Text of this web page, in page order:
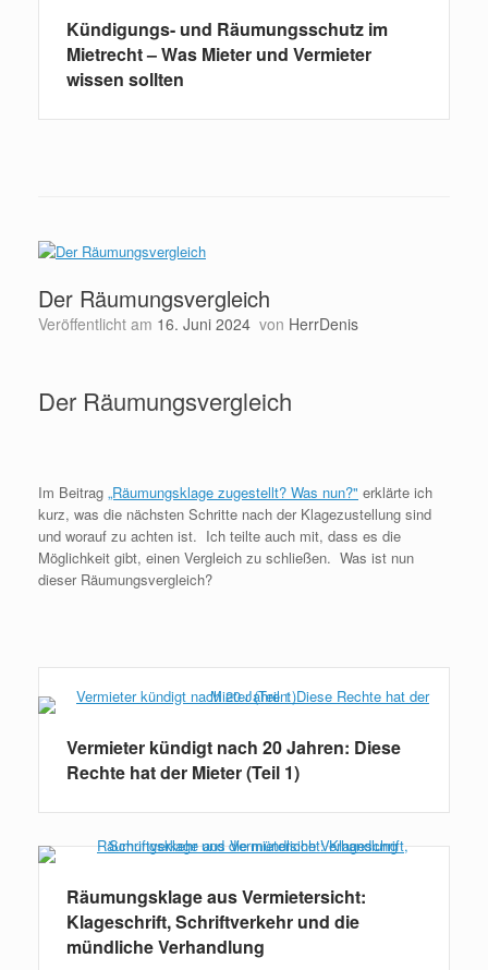
Kündigungs- und Räumungsschutz im
Mietrecht – Was Mieter und Vermieter
wissen sollten
Der Räumungsvergleich
Veröffentlicht am 16. Juni 2024 von HerrDenis
Der Räumungsvergleich
Im Beitrag „Räumungsklage zugestellt? Was nun?" erklärte ich
kurz, was die nächsten Schritte nach der Klagezustellung sind
und worauf zu achten ist. Ich teilte auch mit, dass es die
Möglichkeit gibt, einen Vergleich zu schließen. Was ist nun
dieser Räumungsvergleich?
Vermieter kündigt nach 20 Jahren: Diese
Rechte hat der Mieter (Teil 1)
Räumungsklage aus Vermietersicht:
Klageschrift, Schriftverkehr und die
mündliche Verhandlung